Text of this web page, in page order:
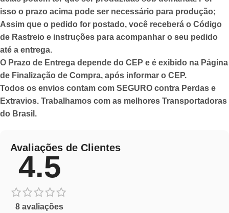
isso o prazo acima pode ser necessário para produção;
Assim que o pedido for postado, você receberá o Código
de Rastreio e instruções para acompanhar o seu pedido
até a entrega.
O Prazo de Entrega depende do CEP e é exibido na Página
de Finalização de Compra, após informar o CEP.
Todos os envios contam com SEGURO contra Perdas e
Extravios. Trabalhamos com as melhores Transportadoras
do Brasil.
Avaliações de Clientes
4.5
8 avaliações